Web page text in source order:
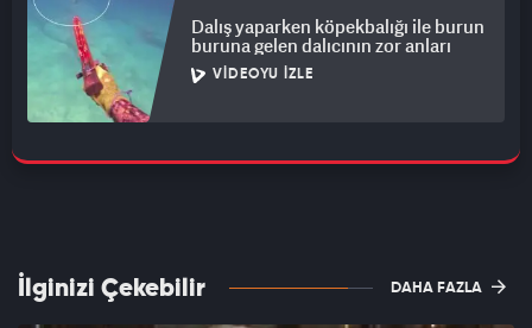
Dalış yaparken köpekbalığı ile burun
buruna gelen dalıcının zor anları
VIDEOYU İZLE
İlginizi Çekebilir DAHA FAZLA